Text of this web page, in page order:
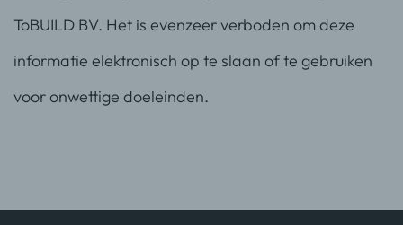
ToBUILD BV. Het is evenzeer verboden om deze
informatie elektronisch op te slaan of te gebruiken
voor onwettige doeleinden.